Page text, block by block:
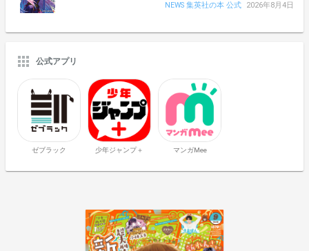
NEWS 集英社の本 公式
2026年8月4日
公式アプリ
ゼブラック 少年ジャンプ＋ マンガMee